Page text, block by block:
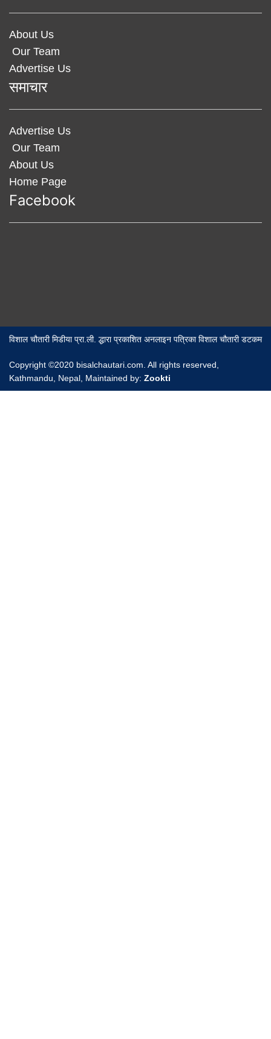
About Us
Our Team
Advertise Us
समाचार
Advertise Us
Our Team
About Us
Home Page
Facebook
विशाल चौतारी मिडीया प्रा.ली. द्धारा प्रकाशित अनलाइन पत्रिका विशाल चौतारी डटकम
Copyright ©2020 bisalchautari.com. All rights reserved,
Kathmandu, Nepal, Maintained by: Zookti